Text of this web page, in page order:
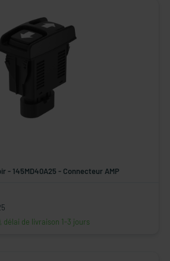
- 145MD40A25 - Connecteur AMP
délai de livraison 1-3 jours